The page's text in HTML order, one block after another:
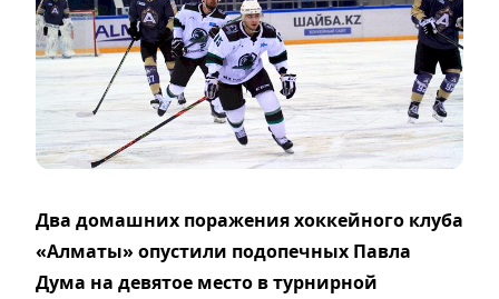
Два домашних поражения хоккейного клуба
«Алматы» опустили подопечных Павла
Дума на девятое место в турнирной